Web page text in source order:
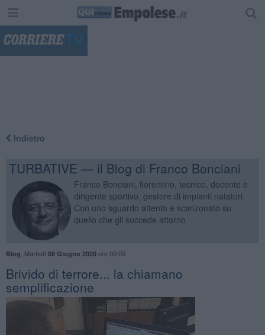
Indietro
TURBATIVE — il Blog di Franco Bonciani
Franco Bonciani, fiorentino, tecnico, docente e
dirigente sportivo, gestore di impianti natatori.
Con uno sguardo attento e scanzonato su
quello che gli succede attorno
Blog Martedì 09 Giugno 2020ore 00:05
Brivido di terrore... la chiamano
semplificazione